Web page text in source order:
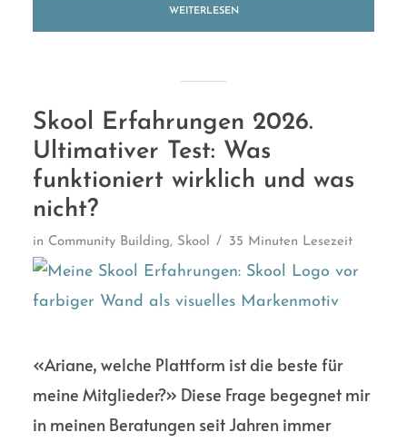
WEITERLESEN
Skool Erfahrungen 2026.
Ultimativer Test: Was
funktioniert wirklich und was
nicht?
in Community Building, Skool 35 Minuten Lesezeit
«Ariane, welche Plattform ist die beste für
meine Mitglieder?» Diese Frage begegnet mir
in meinen Beratungen seit Jahren immer